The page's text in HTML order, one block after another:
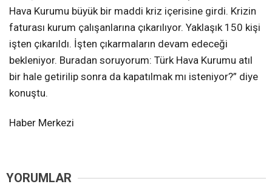
Hava Kurumu büyük bir maddi kriz içerisine girdi. Krizin
faturası kurum çalışanlarına çıkarılıyor. Yaklaşık 150 kişi
işten çıkarıldı. İşten çıkarmaların devam edeceği
bekleniyor. Buradan soruyorum: Türk Hava Kurumu atıl
bir hale getirilip sonra da kapatılmak mı isteniyor?” diye
konuştu.
Haber Merkezi
YORUMLAR